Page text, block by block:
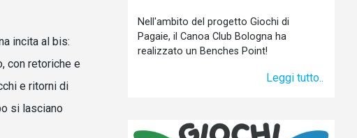
incita al bis:
con retoriche e
e ritorni di
si lasciano
Nell'ambito del progetto Giochi di
Pagaie, il Canoa Club Bologna ha
realizzato un Benches Point!
Leggi tutto..